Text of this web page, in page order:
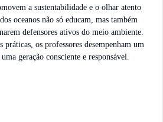
a sustentabilidade e o olhar atento
oceanos não só educam, mas também
defensores ativos do meio ambiente.
práticas, os professores desempenham um
geração consciente e responsável.